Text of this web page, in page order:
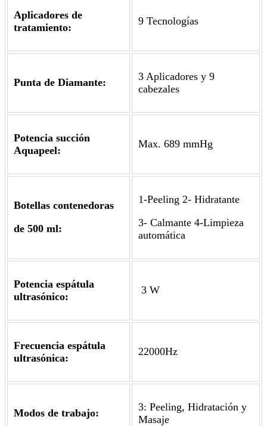
Aplicadores de
tratamiento:
9 Tecnologías
Punta de Diamante:
3 Aplicadores y 9
cabezales
Potencia succión
Aquapeel:
Max. 689 mmHg
Botellas contenedoras
de 500 ml:
1-Peeling 2- Hidratante
3- Calmante 4-Limpieza
automática
Potencia espátula
ultrasónico:
3 W
Frecuencia espátula
ultrasónica:
22000Hz
Modos de trabajo:
3: Peeling, Hidratación y
Masaje